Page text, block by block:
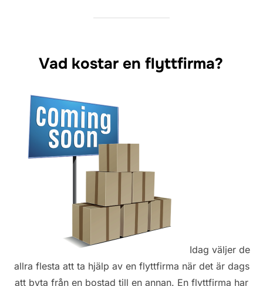
Vad kostar en flyttfirma?
Idag väljer de
allra flesta att ta hjälp av en flyttfirma när det är dags
att byta från en bostad till en annan. En flyttfirma har